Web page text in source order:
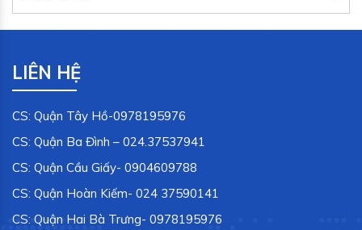
LIÊN HỆ
CS: Quận Tây Hồ-0978195976
CS: Quận Ba Đình – 024.37537941
CS: Quận Cầu Giấy- 0904609788
CS: Quận Hoàn Kiếm- 024 37590141
CS: Quận Hai Bà Trưng- 0978195976